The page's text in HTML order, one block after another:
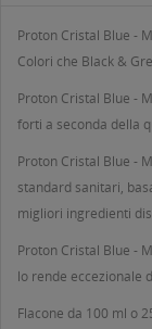
Proton Cristal Blue -
Colori che Black &
Proton Cristal Blue -
forti a seconda della
Proton Cristal Blue -
standard sanitari,
migliori ingredienti
Proton Cristal Blue -
lo rende eccezionale
Flacone da 100 ml o